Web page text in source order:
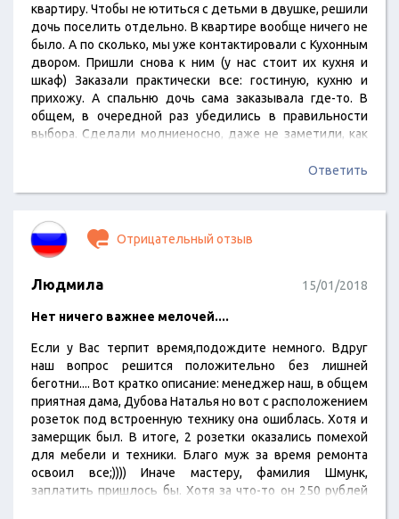
квартиру. Чтобы не ютиться с детьми в двушке, решили
дочь поселить отдельно. В квартире вообще ничего не
было. А по сколько, мы уже контактировали с Кухонным
двором. Пришли снова к ним (у нас стоит их кухня и
шкаф) Заказали практически все: гостиную, кухню и
прихожу. А спальню дочь сама заказывала где-то. В
общем, в очередной раз убедились в правильности
выбора. Сделали молниеносно, даже не заметили, как
качественная, и проверенная временем. Уж мы то знаем!
Ответить
Отрицательный отзыв
Людмила 15/01/2018
Нет ничего важнее мелочей....
Если у Вас терпит время,подождите немного. Вдруг
наш вопрос решится положительно без лишней
беготни.... Вот кратко описание: менеджер наш, в общем
приятная дама, Дубова Наталья но вот с расположением
розеток под встроенную технику она ошиблась. Хотя и
замерщик был. В итоге, 2 розетки оказались помехой
для мебели и техники. Благо муж за время ремонта
освоил все;)))) Иначе мастеру, фамилия Шмунк,
заплатить пришлось бы. Хотя за что-то он 250 рублей